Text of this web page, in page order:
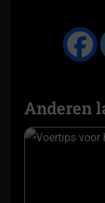
Anderen